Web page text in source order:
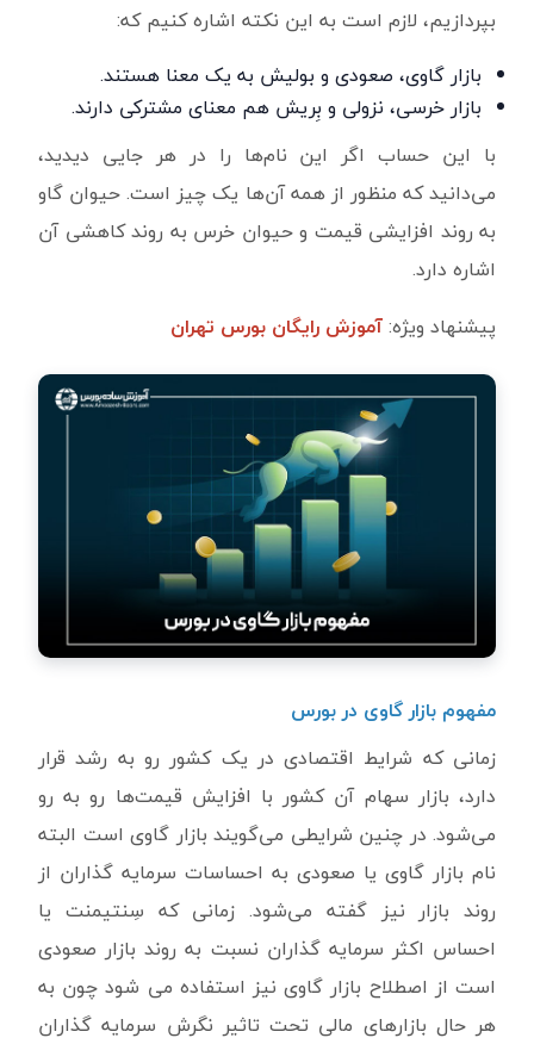
بپردازیم، لازم است به این نکته اشاره کنیم که:
بازار گاوی، صعودی و بولیش به یک معنا هستند.
بازار خرسی، نزولی و بِریش هم معنای مشترکی دارند.
با این حساب اگر این نام‌ها را در هر جایی دیدید،
می‌دانید که منظور از همه آن‌ها یک چیز است. حیوان گاو
به روند افزایشی قیمت و حیوان خرس به روند کاهشی آن
اشاره دارد.
پیشنهاد ویژه:آموزش رایگان بورس تهران
مفهوم بازار گاوی در بورس
زمانی که شرایط اقتصادی در یک کشور رو به رشد قرار
دارد، بازار سهام آن کشور با افزایش قیمت‌ها رو به رو
می‌شود. در چنین شرایطی می‌گویند بازار گاوی است البته
نام بازار گاوی یا صعودی به احساسات سرمایه گذاران از
روند بازار نیز گفته می‌شود. زمانی که سِنتیمنت یا
احساس اکثر سرمایه گذاران نسبت به روند بازار صعودی
است از اصطلاح بازار گاوی نیز استفاده می شود چون به
هر حال بازارهای مالی تحت تاثیر نگرش سرمایه گذاران